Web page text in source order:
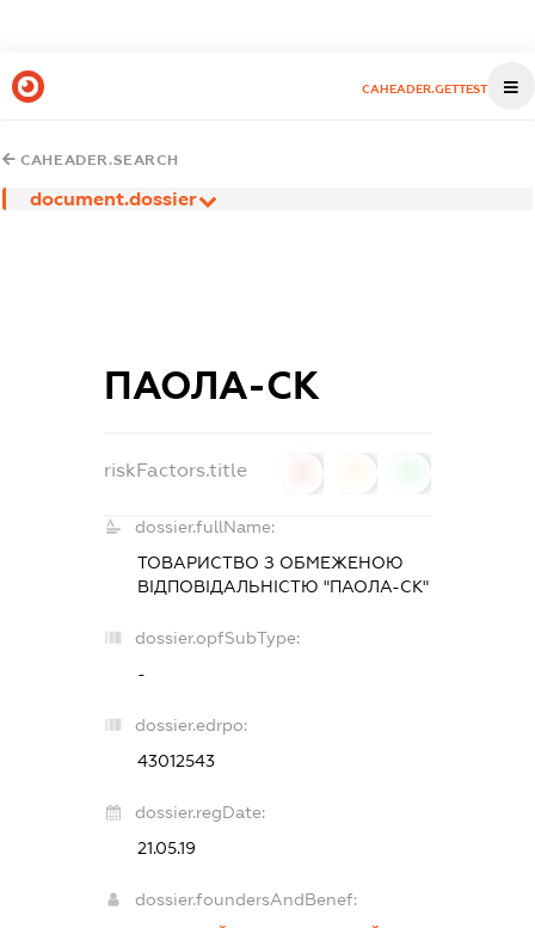
CAHEADER.GETTEST
CAHEADER.SEARCH
document.dossier
ПАОЛА-СК
riskFactors.title
dossier.fullName:
ТОВАРИСТВО З ОБМЕЖЕНОЮ
ВІДПОВІДАЛЬНІСТЮ "ПАОЛА-СК"
dossier.opfSubType:
-
dossier.edrpo:
43012543
dossier.regDate:
21.05.19
dossier.foundersAndBenef: